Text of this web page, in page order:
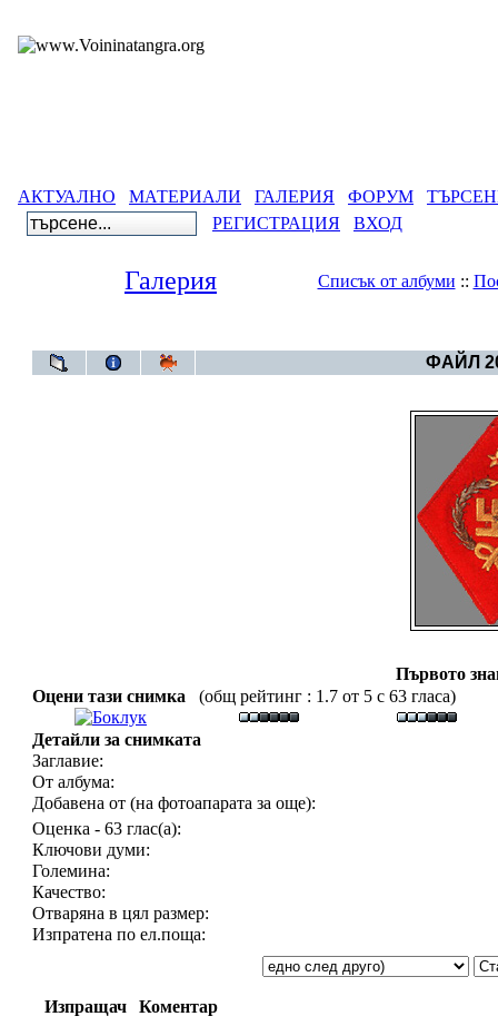
АКТУАЛНО МАТЕРИАЛИ ГАЛЕРИЯ ФОРУМ
РЕГИСТРАЦИЯ
ВХОД
Галерия Списък от албуми ::
ФАЙЛ
Първото
Оцени тази снимка
(общ рейтинг : 1.7 от 5 с 63 гласа)
Детайли за снимката
Заглавие:
От албума:
Добавена от (на фотоапарата за още):
Оценка - 63 глас(а):
Ключови думи:
Големина:
Качество:
Отваряна в цял размер:
Изпратена по ел.поща:
Изпращач Коментар